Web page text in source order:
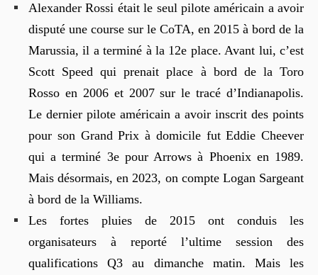
Alexander Rossi était le seul pilote américain a avoir
disputé une course sur le CoTA, en 2015 à bord de la
Marussia, il a terminé à la 12e place. Avant lui, c’est
Scott Speed qui prenait place à bord de la Toro
Rosso en 2006 et 2007 sur le tracé d’Indianapolis.
Le dernier pilote américain a avoir inscrit des points
pour son Grand Prix à domicile fut Eddie Cheever
qui a terminé 3e pour Arrows à Phoenix en 1989.
Mais désormais, en 2023, on compte Logan Sargeant
à bord de la Williams.
Les fortes pluies de 2015 ont conduis les
organisateurs à reporté l’ultime session des
qualifications Q3 au dimanche matin. Mais les